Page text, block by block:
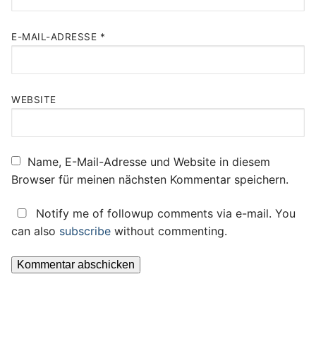
E-MAIL-ADRESSE *
WEBSITE
Name, E-Mail-Adresse und Website in diesem
Browser für meinen nächsten Kommentar speichern.
Notify me of followup comments via e-mail. You
can also subscribe without commenting.